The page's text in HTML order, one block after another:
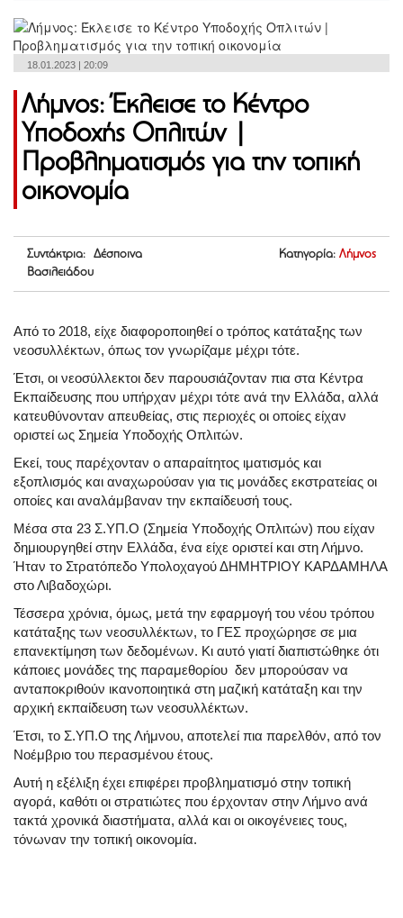
18.01.2023 | 20:09
Λήμνος: Έκλεισε το Κέντρο
Υποδοχής Οπλιτών |
Προβληματισμός για την τοπική
οικονομία
Συντάκτρια: Δέσποινα
Βασιλειάδου
Κατηγορία: Λήμνος
Από το 2018, είχε διαφοροποιηθεί ο τρόπος κατάταξης των
νεοσυλλέκτων, όπως τον γνωρίζαμε μέχρι τότε.
Έτσι, οι νεοσύλλεκτοι δεν παρουσιάζονταν πια στα Κέντρα
Εκπαίδευσης που υπήρχαν μέχρι τότε ανά την Ελλάδα, αλλά
κατευθύνονταν απευθείας, στις περιοχές οι οποίες είχαν
οριστεί ως Σημεία Υποδοχής Οπλιτών.
Εκεί, τους παρέχονταν ο απαραίτητος ιματισμός και
εξοπλισμός και αναχωρούσαν για τις μονάδες εκστρατείας οι
οποίες και αναλάμβαναν την εκπαίδευσή τους.
Μέσα στα 23 Σ.ΥΠ.Ο (Σημεία Υποδοχής Οπλιτών) που είχαν
δημιουργηθεί στην Ελλάδα, ένα είχε οριστεί και στη Λήμνο.
Ήταν το Στρατόπεδο Υπολοχαγού ΔΗΜΗΤΡΙΟΥ ΚΑΡΔΑΜΗΛΑ
στο Λιβαδοχώρι.
Τέσσερα χρόνια, όμως, μετά την εφαρμογή του νέου τρόπου
κατάταξης των νεοσυλλέκτων, το ΓΕΣ προχώρησε σε μια
επανεκτίμηση των δεδομένων. Κι αυτό γιατί διαπιστώθηκε ότι
κάποιες μονάδες της παραμεθορίου δεν μπορούσαν να
ανταποκριθούν ικανοποιητικά στη μαζική κατάταξη και την
αρχική εκπαίδευση των νεοσυλλέκτων.
Έτσι, το Σ.ΥΠ.Ο της Λήμνου, αποτελεί πια παρελθόν, από τον
Νοέμβριο του περασμένου έτους.
Αυτή η εξέλιξη έχει επιφέρει προβληματισμό στην τοπική
αγορά, καθότι οι στρατιώτες που έρχονταν στην Λήμνο ανά
τακτά χρονικά διαστήματα, αλλά και οι οικογένειες τους,
τόνωναν την τοπική οικονομία.